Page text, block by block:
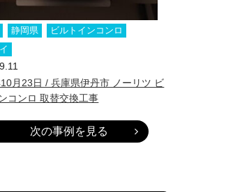
静岡県
ビルトインコンロ
月23日 / 兵庫県伊丹市 ノーリツ ビ
コンロ 取替交換工事
次の事例を見る